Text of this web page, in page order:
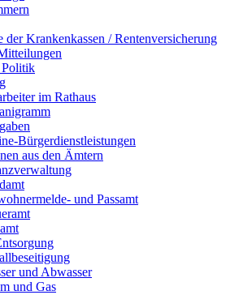
der Krankenkassen / Rentenversicherung
Politik
im Rathaus
Bürgerdienstleistungen
aus den Ämtern
und Passamt
und Abwasser
und Gas